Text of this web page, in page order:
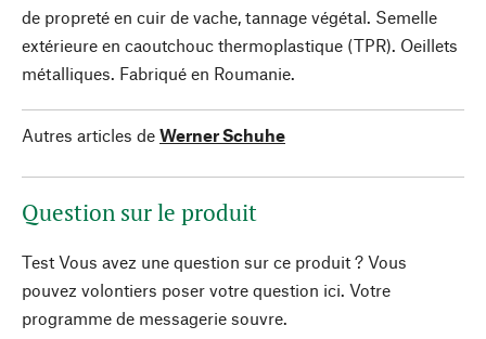
de propreté en cuir de vache, tannage végétal. Semelle
extérieure en caoutchouc thermoplastique (TPR). Oeillets
métalliques. Fabriqué en Roumanie.
Autres articles de Werner Schuhe
Question sur le produit
Test Vous avez une question sur ce produit ? Vous
pouvez volontiers poser votre question ici. Votre
programme de messagerie souvre.